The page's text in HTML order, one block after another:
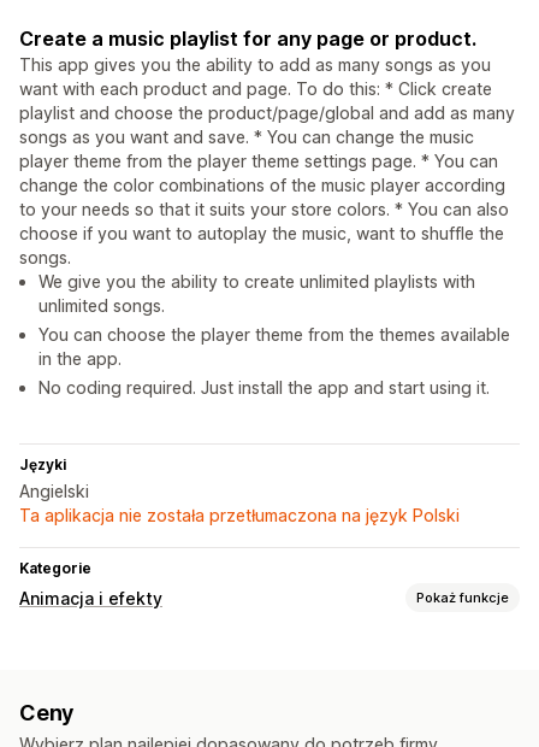
Create a music playlist for any page or product.
This app gives you the ability to add as many songs as you
want with each product and page. To do this: * Click create
playlist and choose the product/page/global and add as many
songs as you want and save. * You can change the music
player theme from the player theme settings page. * You can
change the color combinations of the music player according
to your needs so that it suits your store colors. * You can also
choose if you want to autoplay the music, want to shuffle the
songs.
We give you the ability to create unlimited playlists with
unlimited songs.
You can choose the player theme from the themes available
in the app.
No coding required. Just install the app and start using it.
Języki
Angielski
Ta aplikacja nie została przetłumaczona na język Polski
Kategorie
Animacja i efekty Pokaż funkcje
Wydarzenia sezonowe
Ceny